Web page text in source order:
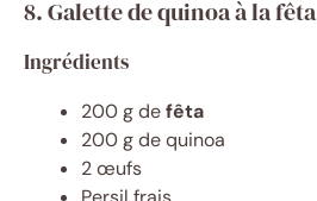
8. Galette de quinoa à la fêta
Ingrédients
200 g defêta
200 g de quinoa
2 œufs